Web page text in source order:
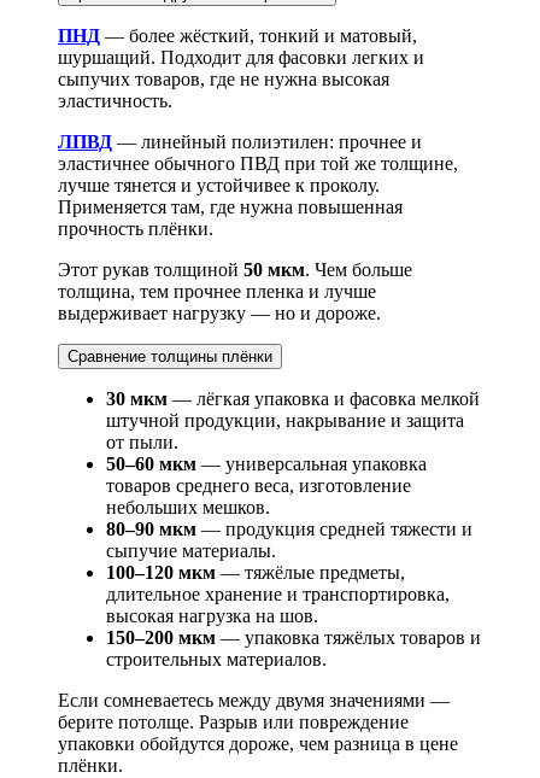
ПНД — более жёсткий, тонкий и матовый,
шуршащий. Подходит для фасовки легких и
сыпучих товаров, где не нужна высокая
эластичность.
ЛПВД — линейный полиэтилен: прочнее и
эластичнее обычного ПВД при той же толщине,
лучше тянется и устойчивее к проколу.
Применяется там, где нужна повышенная
прочность плёнки.
Этот рукав толщиной 50 мкм. Чем больше
толщина, тем прочнее пленка и лучше
выдерживает нагрузку — но и дороже.
Сравнение толщины плёнки
30 мкм — лёгкая упаковка и фасовка мелкой
штучной продукции, накрывание и защита
от пыли.
50–60 мкм — универсальная упаковка
товаров среднего веса, изготовление
небольших мешков.
80–90 мкм — продукция средней тяжести и
сыпучие материалы.
100–120 мкм — тяжёлые предметы,
длительное хранение и транспортировка,
высокая нагрузка на шов.
150–200 мкм — упаковка тяжёлых товаров и
строительных материалов.
Если сомневаетесь между двумя значениями —
берите потолще. Разрыв или повреждение
упаковки обойдутся дороже, чем разница в цене
плёнки.